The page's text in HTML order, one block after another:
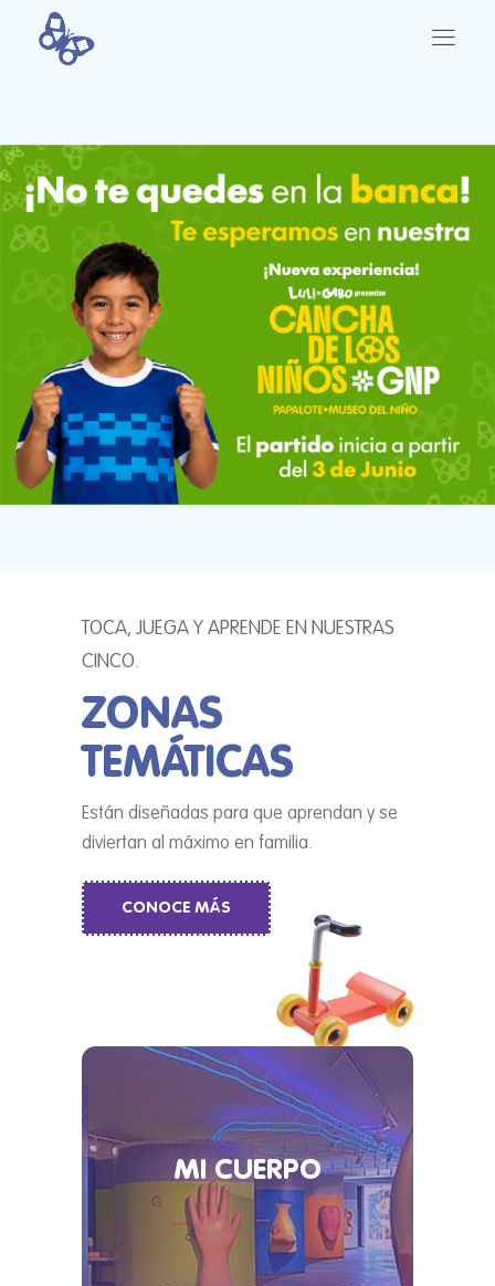
TOCA, JUEGA Y APRENDE EN NUESTRAS
CINCO.
ZONAS
TEMÁTICAS
Están diseñadas para que aprendan y se
diviertan al máximo en familia.
CONOCE MÁS
MI CUERPO